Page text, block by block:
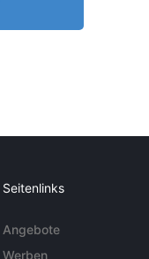
Seitenlinks
Angebote
Werben